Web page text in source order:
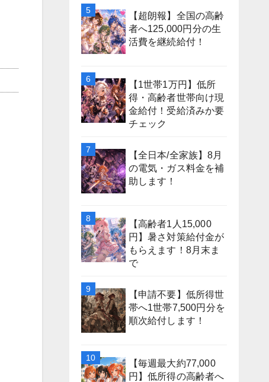
【超朗報】全国の高齢
者へ125,000円分の生
活費を継続給付！
【1世帯1万円】低所
得・高齢者世帯向け現
金給付！受給済みか要
チェック
【全日本/全家族】8月
の電気・ガス料金を補
助します！
【高齢者1人15,000
円】暑さ対策給付金が
もらえます！8月末ま
で
【申請不要】低所得世
帯へ1世帯7,500円分を
順次給付します！
【毎週最大約77,000
円】低所得の高齢者へ